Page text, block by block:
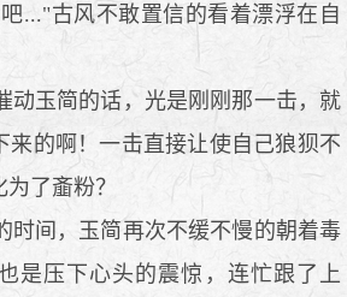
..."古风不敢置信的看着漂浮在自
玉简的话，光是刚刚那一击，就
来的啊！一击直接让使自己狼狈不
了齑粉？
间，玉简再次不缓不慢的朝着毒
是压下心头的震惊，连忙跟了上